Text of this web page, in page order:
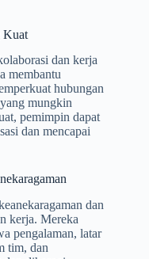
Kuat
dan kerja
membantu
hubungan
mungkin
pemimpin dapat
dan mencapai
dan
kerja. Mereka
pengalaman, latar
tim, dan